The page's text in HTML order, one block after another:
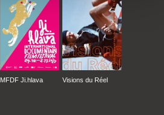
MFDF Ji.hlava Visions du Réel